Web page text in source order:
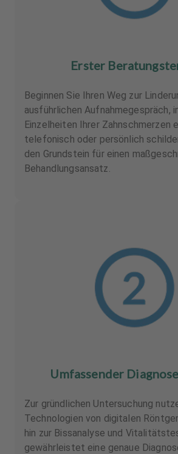
Erster
Beginnen Sie Ihren Weg zur
ausführlichen Aufnahmegespräch,
Einzelheiten Ihrer Zahnschmerzen
telefonisch oder persönlich
den Grundstein für einen
Behandlungsansatz.
Umfassender
Zur gründlichen Untersuchung
Technologien von digitalen
hin zur Bissanalyse und
gewährleistet eine genaue